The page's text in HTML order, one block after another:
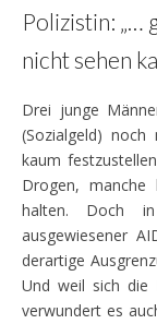
Polizistin: „…
nicht sehen
Drei junge
(Sozialgeld)
kaum
Drogen,
halten. Doch
ausgewiesener
derartige
Und weil sich die
verwundert es